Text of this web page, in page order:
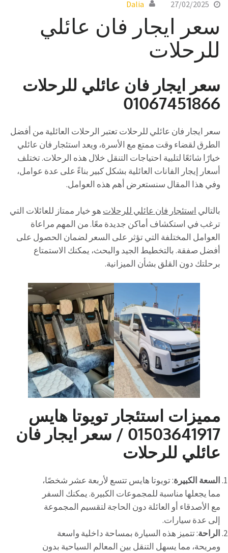
27/02/2025
Dalia
سعر ايجار فان عائلي
للرحلات
سعر ايجار فان عائلي للرحلات
01067451866
سعر ايجار فان عائلي للرحلات تعتبر الرحلات العائلية من أفضل
الطرق لقضاء وقت ممتع مع الأسرة، ويعد استئجار فان عائلي
خيارًا شائعًا لتلبية احتياجات التنقل خلال هذه الرحلات. تختلف
أسعار إيجار الفانات العائلية بشكل كبير بناءً على عدة عوامل،
وفي هذا المقال سنستعرض أهم هذه العوامل.
بالتالي استئجار فان عائلي للرحلات هو خيار ممتاز للعائلات التي
ترغب في استكشاف أماكن جديدة معًا. من المهم مراعاة
العوامل المختلفة التي تؤثر على السعر لضمان الحصول على
أفضل صفقة. بالتخطيط الجيد والبحث، يمكنك الاستمتاع
برحلتك دون القلق بشأن الميزانية.
مميزات استئجار تويوتا هايس
01503641917 / سعر ايجار فان
عائلي للرحلات
السعة الكبيرة: تويوتا هايس تتسع لأربعة عشر شخصًا،
مما يجعلها مناسبة للمجموعات الكبيرة. يمكنك السفر
مع الأصدقاء أو العائلة دون الحاجة لتقسيم المجموعة
إلى عدة سيارات.
الراحة: تتميز هذه السيارة بمساحة داخلية واسعة
ومريحة، مما يسهل التنقل بين المعالم السياحية بدون